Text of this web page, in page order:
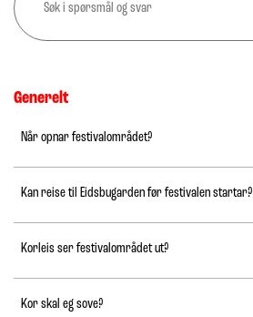
Generelt
Når opnar festivalområdet?
Kan reise til Eidsbugarden før festivalen startar?
Korleis ser festivalområdet ut?
Kor skal eg sove?